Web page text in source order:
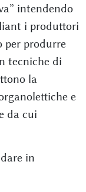
intendendo
i produttori
per produrre
tecniche di
la
e
da cui
in